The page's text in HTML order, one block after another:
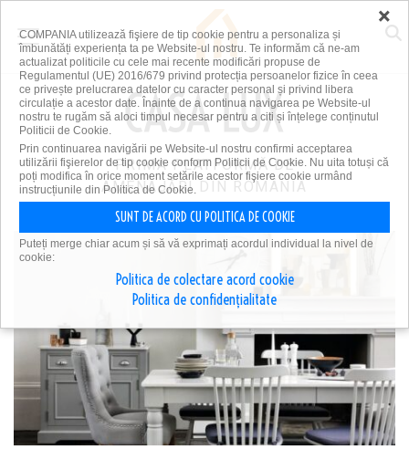
PRIMA PLATFORMĂ DE
AMENAJĂRI DIN ROMÂNIA
×
COMPANIA utilizează fişiere de tip cookie pentru a personaliza și
îmbunătăți experiența ta pe Website-ul nostru. Te informăm că ne-am
actualizat politicile cu cele mai recente modificări propuse de
Regulamentul (UE) 2016/679 privind protecția persoanelor fizice în ceea
ce privește prelucrarea datelor cu caracter personal și privind libera
circulație a acestor date. Înainte de a continua navigarea pe Website-ul
nostru te rugăm să aloci timpul necesar pentru a citi și înțelege conținutul
Politicii de Cookie.
Prin continuarea navigării pe Website-ul nostru confirmi acceptarea
utilizării fişierelor de tip cookie conform Politicii de Cookie. Nu uita totuși că
poți modifica în orice moment setările acestor fişiere cookie urmând
instrucțiunile din Politica de Cookie.
SUNT DE ACORD CU POLITICA DE COOKIE
Puteți merge chiar acum și să vă exprimați acordul individual la nivel de
cookie:
Politica de colectare acord cookie
Politica de confidențialitate